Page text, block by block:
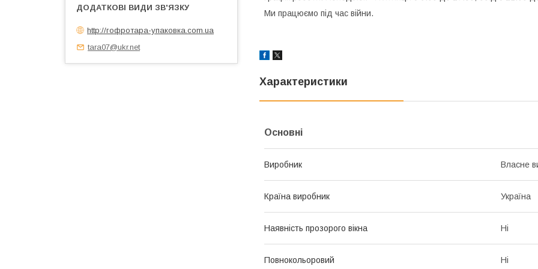
Ми працюємо під час війни.
Характеристики
Основні
Виробник Власне
Країна виробник Україна
Наявність прозорого вікна Ні
Повнокольоровий Ні
http://гофротара-упаковка.com.ua
tara07@ukr.net